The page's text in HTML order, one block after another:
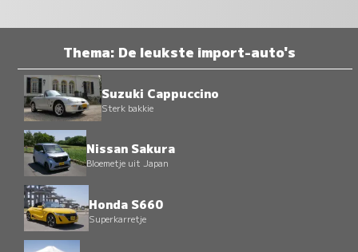
Thema: De leukste import-auto's
Suzuki Cappuccino
Sterk bakkie
Nissan Sakura
Bloemetje uit Japan
Honda S660
Superkarretje